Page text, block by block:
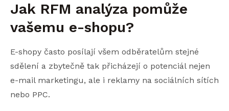
Jak RFM analýza pomůže
vašemu e-shopu?
E-shopy často posílají všem odběratelům stejné
sdělení a zbytečně tak přicházejí o potenciál nejen
e-mail marketingu, ale i reklamy na sociálních sítích
nebo PPC.